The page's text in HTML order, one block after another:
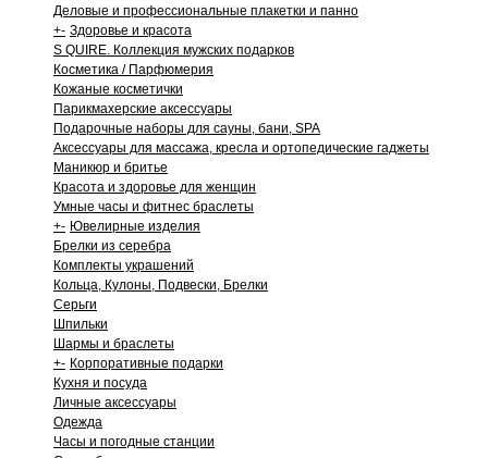
Деловые и профессиональные плакетки и панно
+- Здоровье и красота
S QUIRE. Коллекция мужских подарков
Косметика / Парфюмерия
Кожаные косметички
Парикмахерские аксессуары
Подарочные наборы для сауны, бани, SPA
Аксессуары для массажа, кресла и ортопедические гаджеты
Маникюр и бритье
Красота и здоровье для женщин
Умные часы и фитнес браслеты
+- Ювелирные изделия
Брелки из серебра
Комплекты украшений
Кольца, Кулоны, Подвески, Брелки
Серьги
Шпильки
Шармы и браслеты
+- Корпоративные подарки
Кухня и посуда
Личные аксессуары
Одежда
Часы и погодные станции